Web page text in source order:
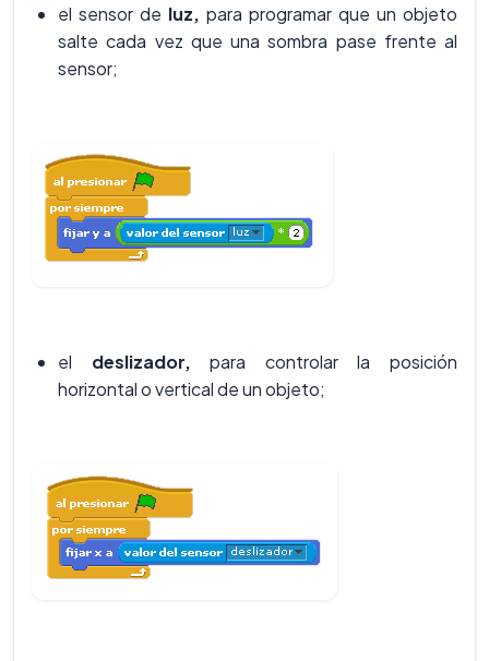
el sensor de luz, para programar que un objeto
salte cada vez que una sombra pase frente al
sensor;
el deslizador, para controlar la posición
horizontal o vertical de un objeto;